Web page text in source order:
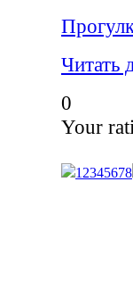
Читать
0
Your
1 2345678